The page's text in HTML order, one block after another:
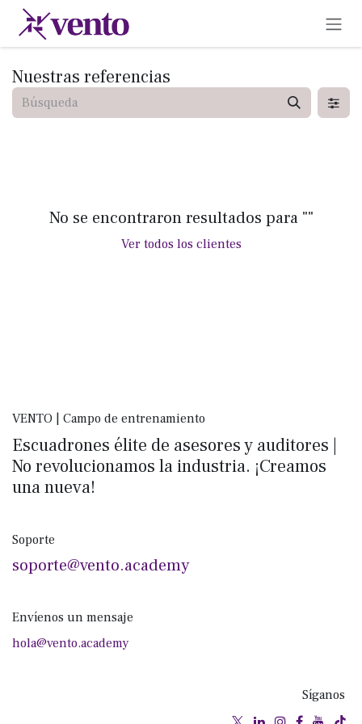
Ir al contenido
Nuestras referencias
No se encontraron resultados para ""
Ver todos los clientes
VENTO | Campo de entrenamiento
Escuadrones élite de asesores y auditores |
No revolucionamos la industria. ¡Creamos
una nueva!
Soporte
soporte@vento.academy
Envíenos un mensaje
hola@vento.academy
Síganos